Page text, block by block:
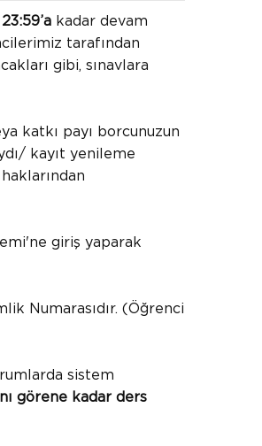
kadar devam
tarafından
gibi, sınavlara
katkı payı borcunuzun
kayıt yenileme
giriş yaparak
Numarasıdır. (Öğrenci
sistem
görene kadar ders